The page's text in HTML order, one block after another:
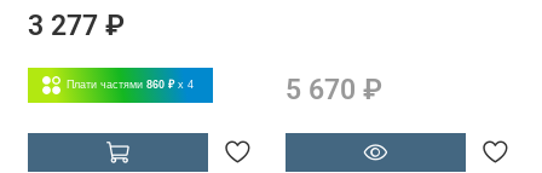
3 277 ₽
Плати частями 860 ₽ x 4 5 670 ₽